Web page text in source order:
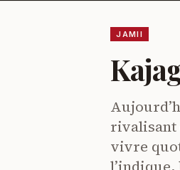
JAMII
rivalisant
vivre